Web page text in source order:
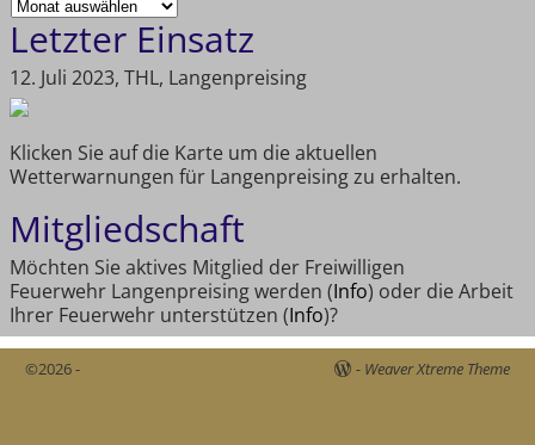
Letzter Einsatz
12. Juli 2023, THL, Langenpreising
Klicken Sie auf die Karte um die aktuellen
Wetterwarnungen für Langenpreising zu erhalten.
Mitgliedschaft
Möchten Sie aktives Mitglied der Freiwilligen
Feuerwehr Langenpreising werden (Info) oder die Arbeit
Ihrer Feuerwehr unterstützen (Info)?
©2026 - - Weaver Xtreme Theme